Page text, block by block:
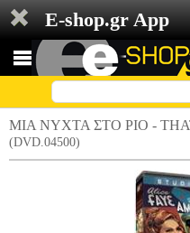
E-shop.gr App
ΜΙΑ ΝYΧΤΑ ΣΤΟ ΡIΟ -
(DVD.04500)